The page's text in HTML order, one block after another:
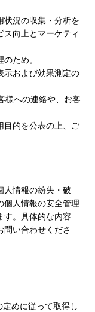
状況の収集・分析を
向上とマーケティ
ため。
示および効果測定の
様への連絡や、お客
目的を公表の上、ご
人情報の紛失・破
個人情報の安全管理
す。具体的な内容
い合わせくださ
めに従って取得し